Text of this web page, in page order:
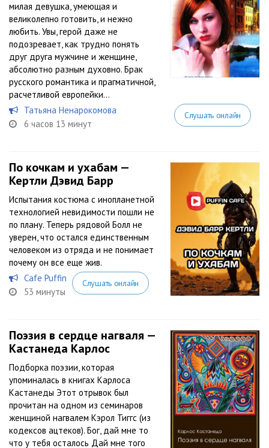
милая девушка, умеющая и
великолепно готовить, и нежно
любить. Увы, герой даже не
подозревает, как трудно понять
друг друга мужчине и женщине,
абсолютно разным духовно. Брак
русского романтика и прагматичной,
расчетливой европейки...
Татьяна Ненарокомова
6 часов 13 минут
Слушать онлайн
По кочкам и ухабам —
Кертли Дэвид Барр
Испытания костюма с инопланетной
технологией невидимости пошли не
по плану. Теперь рядовой Болл не
уверен, что остался единственным
человеком из отряда и не понимает
почему он все еще жив.
Cafe Puffin
53 минуты
Слушать онлайн
Поэзия в сердце нагваля —
Кастанеда Карлос
Подборка поэзии, которая
упоминалась в книгах Карлоса
Кастанеды Этот отрывок был
прочитан на одном из семинаров
женщиной нагвалем Кэрол Тиггс (из
кодексов ацтеков). Бог, дай мне то
что у тебя осталось Дай мне того